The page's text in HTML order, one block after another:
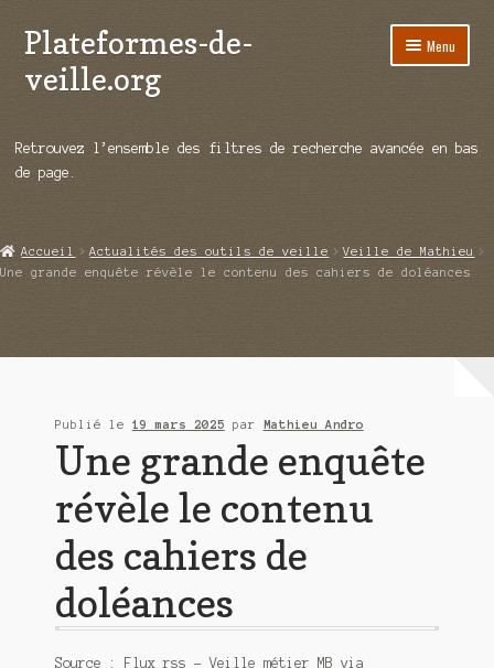
Aller
à
la
Aller
au
contenu
Plateformes-de-
veille.org
Menu
Répertoire d’ouitils
Démos vidéos
Ouvrir
Retrouvez l’ensemble des filtres de recherche avancée en bas
de page.
Accueil Actualités des outils de veille
Veille de Mathieu
Une grande enquête révèle le contenu des cahiers de doléances
Publié le 19 mars 2025 par Mathieu Andro
Une grande enquête
révèle le contenu
des cahiers de
doléances
Source : Flux rss – Veille métier MB via